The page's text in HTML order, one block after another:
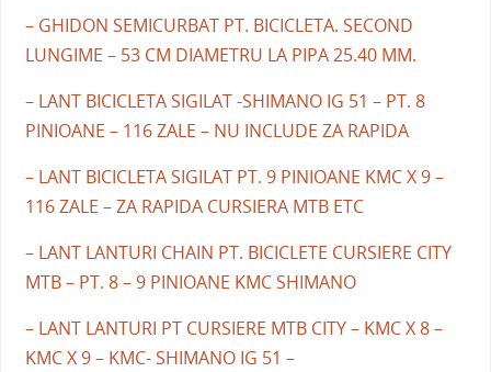
– GHIDON SEMICURBAT PT. BICICLETA. SECOND
LUNGIME – 53 CM DIAMETRU LA PIPA 25.40 MM.
– LANT BICICLETA SIGILAT -SHIMANO IG 51 – PT. 8
PINIOANE – 116 ZALE – NU INCLUDE ZA RAPIDA
– LANT BICICLETA SIGILAT PT. 9 PINIOANE KMC X 9 –
116 ZALE – ZA RAPIDA CURSIERA MTB ETC
– LANT LANTURI CHAIN PT. BICICLETE CURSIERE CITY
MTB – PT. 8 – 9 PINIOANE KMC SHIMANO
– LANT LANTURI PT CURSIERE MTB CITY – KMC X 8 –
KMC X 9 – KMC- SHIMANO IG 51 –